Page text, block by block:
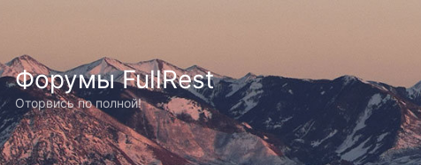
Форумы FullRest
Оторвись по полной!